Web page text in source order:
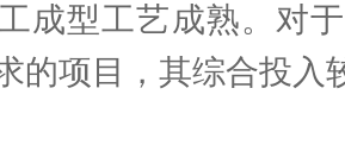
成型工艺成熟。对
的项目，其综合投入